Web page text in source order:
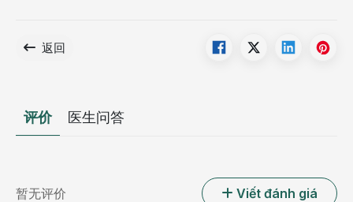
返回
评价 医生问答
暂无评价 Viết đánh giá